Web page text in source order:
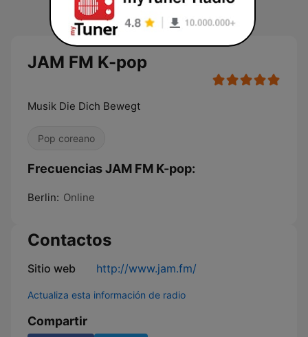
JAM FM K-pop
Musik Die Dich Bewegt
Pop coreano
Frecuencias JAM FM K-pop:
Berlin: Online
Contactos
Sitio web http://www.jam.fm/
Actualiza esta información de radio
Compartir